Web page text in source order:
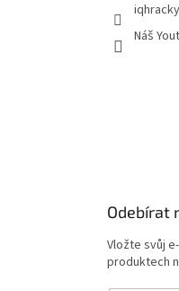
Náš
Odebírat
Vložte svůj
produktech